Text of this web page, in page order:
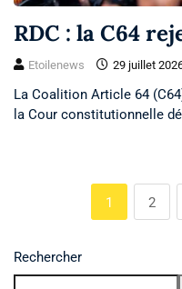
RDC : la C64
Etoilenews 29 juillet
La Coalition Article 64
la Cour constitutionnelle
1 2
Rechercher